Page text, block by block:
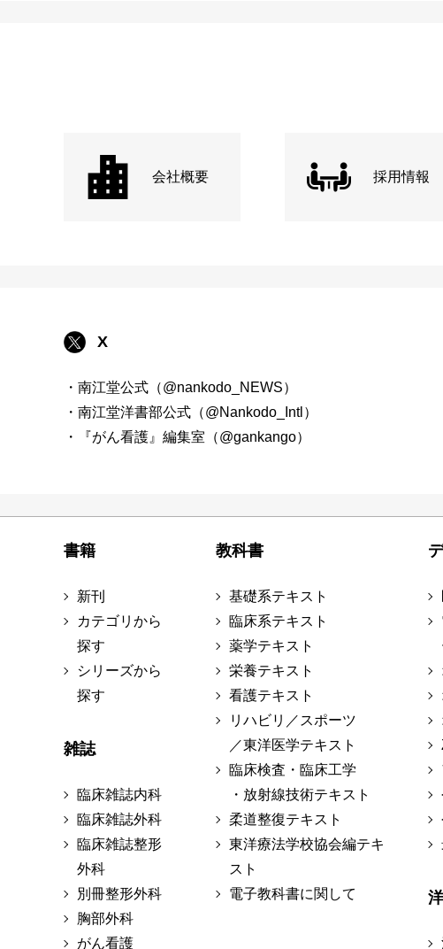
会社概要 採用情報
X
・南江堂公式（@nankodo_NEWS）
・南江堂洋書部公式（@Nankodo_Intl）
・『がん看護』編集室（@gankango）
書籍
新刊
カテゴリから
探す
シリーズから
探す
雑誌
臨床雑誌内科
臨床雑誌外科
臨床雑誌整形
外科
別冊整形外科
胸部外科
がん看護
教科書
基礎系テキスト
臨床系テキスト
薬学テキスト
栄養テキスト
看護テキスト
リハビリ／スポーツ
／東洋医学テキスト
臨床検査・臨床工学
・放射線技術テキスト
柔道整復テキスト
東洋療法学校協会編テキ
スト
電子教科書に関して